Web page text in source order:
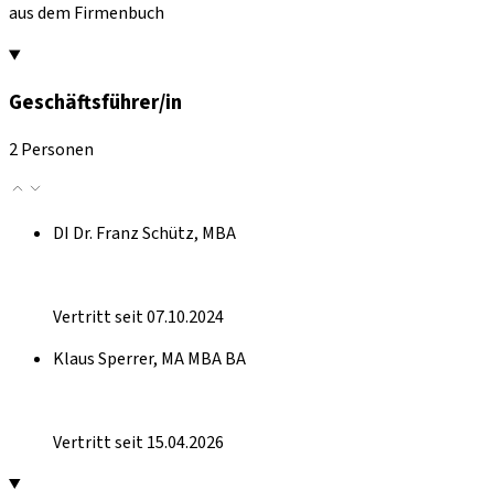
aus dem Firmenbuch
Geschäftsführer/in
2 Personen
DI Dr. Franz Schütz, MBA
Vertritt seit 07.10.2024
Klaus Sperrer, MA MBA BA
Vertritt seit 15.04.2026